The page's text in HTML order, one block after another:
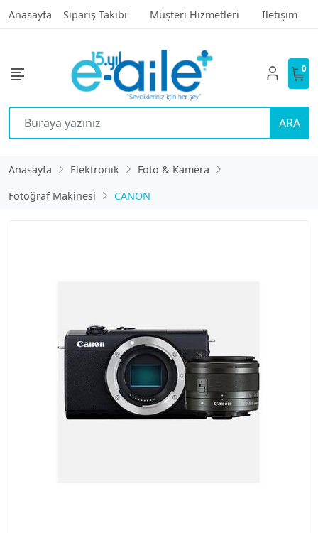
Anasayfa Sipariş Takibi Müşteri Hizmetleri İletişim
ARA
0
Anasayfa Elektronik
Foto & Kamera
Fotoğraf Makinesi
CANON